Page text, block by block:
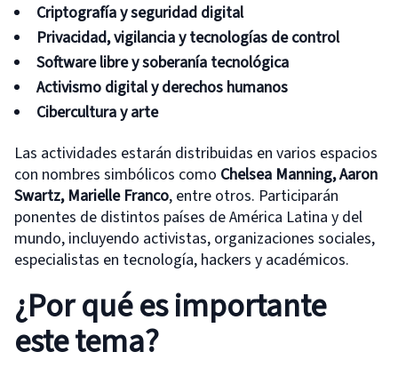
Criptografía y seguridad digital
Privacidad, vigilancia y tecnologías de control
Software libre y soberanía tecnológica
Activismo digital y derechos humanos
Cibercultura y arte
Las actividades estarán distribuidas en varios espacios
con nombres simbólicos como Chelsea Manning, Aaron
Swartz, Marielle Franco, entre otros. Participarán
ponentes de distintos países de América Latina y del
mundo, incluyendo activistas, organizaciones sociales,
especialistas en tecnología, hackers y académicos.
¿Por qué es importante
este tema?